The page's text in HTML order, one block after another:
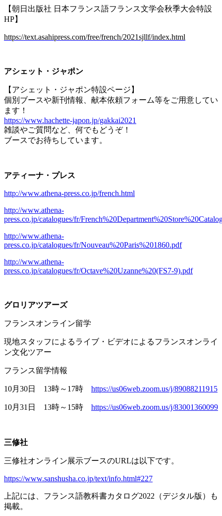
【朝日出版社 日本フランス語フランス文学会秋季大会特設
HP】
https://text.asahipress.com/free/french/2021sjllf/index.html
アシェット・ジャポン
【アシェット・ジャポン特設ページ】
個別ブースや新刊情報、献本依頼フォーム等をご用意してい
ます！
https://www.hachette-japon.jp/gakkai2021
雑談やご質問など、何でもどうぞ！
ブースでお待ちしています。
アティーナ・プレス
http://www.athena-press.co.jp/french.html
http://www.athena-
press.co.jp/catalogues/fr/
http://www.athena-
press.co.jp/catalogues/fr/Nouveau%20Paris%201860.pdf
http://www.athena-
press.co.jp/catalogues/fr/Octave%20Uzanne%20(FS7-9).pdf
グロリアツアーズ
フランスオンライン留学
現地スタッフによるライブ・ビデオによるフランスオンライ
ン文化ツアー
フランス留学情報
10月 30日 13時～ 17時 https://us06web.zoom.us/j/89088211915
10月 31 日 13時～ 15時 https://us06web.zoom.us/j/83001360099
三修社
三修社オンライン展示ブースのURLは以下です。
https://www.sanshusha.co.jp/text/info.html#227
上記には、フランス語教科書カタログ2022 （デジタル版）も
掲載。